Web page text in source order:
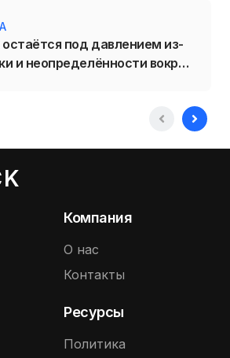
под давлением из-
и неопределённости вокруг
Компания
О нас
Контакты
Ресурсы
Политика